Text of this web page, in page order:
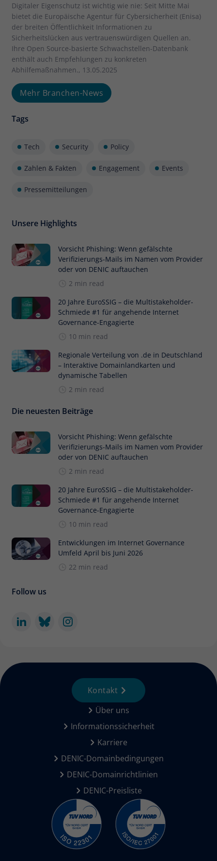
Digitaler Eigenschutz ist wichtig wie nie: Seit Mitte Mai
bietet die Europäische Agentur für Cybersicherheit (Enisa)
der breiten Öffentlichkeit Informationen zu
Sicherheitslücken aus vertrauenswürdigen Quellen an.
Ihre Open Source-basierte Schwachstellen-Datenbank
enthält auch Empfehlungen zu konkreten
Abhilfemaßnahmen., 13.05.2025
Mehr Branchen-News
Tags
Tech Security Policy
Zahlen & Fakten Engagement Events
Pressemitteilungen
Unsere Highlights
Vorsicht Phishing: Wenn gefälschte
Verifizierungs-Mails im Namen vom Provider
oder von DENIC auftauchen
2 min read
20 Jahre EuroSSIG – die Multistakeholder-
Schmiede #1 für angehende Internet
Governance-Engagierte
10 min read
Regionale Verteilung von .de in Deutschland
– Interaktive Domainlandkarten und
dynamische Tabellen
2 min read
Die neuesten Beiträge
Vorsicht Phishing: Wenn gefälschte
Verifizierungs-Mails im Namen vom Provider
oder von DENIC auftauchen
2 min read
20 Jahre EuroSSIG – die Multistakeholder-
Schmiede #1 für angehende Internet
Governance-Engagierte
10 min read
Entwicklungen im Internet Governance
Umfeld April bis Juni 2026
22 min read
Follow us
Über uns
Informationssicherheit
Karriere
DENIC-Domainbedingungen
DENIC-Domainrichtlinien
DENIC-Preisliste
Kontakt